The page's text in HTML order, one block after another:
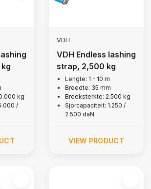
kg
/
VDH
VDH Endless lashing
strap, 2,500 kg
Lengte: 1 - 10 m
Breedte: 35 mm
Breeksterkte: 2.500 kg
Sjorcapaciteit: 1.250 /
2.500 daN
VIEW PRODUCT